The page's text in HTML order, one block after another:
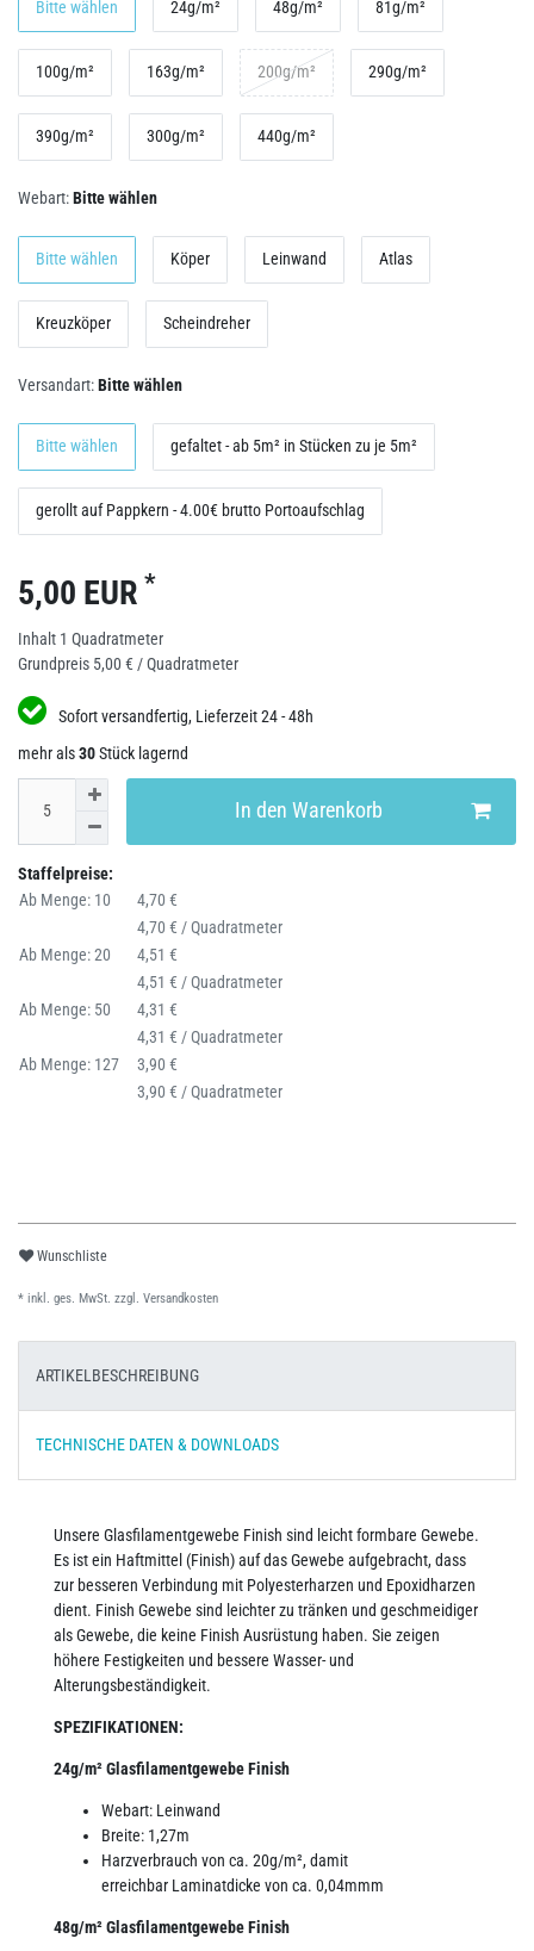
Bitte wählen 24g/m² 48g/m² 81g/m²
100g/m² 163g/m² 200g/m² 290g/m²
390g/m² 300g/m² 440g/m²
Webart:Bitte wählen
Bitte wählen Köper Leinwand Atlas
Kreuzköper Scheindreher
Versandart:Bitte wählen
Bitte wählen gefaltet - ab 5m² in Stücken zu je 5m²
gerollt auf Pappkern - 4.00€ brutto Portoaufschlag
5,00 EUR *
Inhalt 1 Quadratmeter
Grundpreis 5,00 € / Quadratmeter
Sofort versandfertig, Lieferzeit 24 - 48h
mehr als30Stück lagernd
In den Warenkorb
Staffelpreise:
Ab Menge: 10
4,70 €
4,70 € / Quadratmeter
Ab Menge: 20
4,51 €
4,51 € / Quadratmeter
Ab Menge: 50
4,31 €
4,31 € / Quadratmeter
Ab Menge: 127
3,90 €
3,90 € / Quadratmeter
Wunschliste
* inkl. ges. MwSt. zzgl. Versandkosten
ARTIKELBESCHREIBUNG
TECHNISCHE DATEN & DOWNLOADS
Unsere Glasfilamentgewebe Finish sind leicht formbare Gewebe.
Es ist ein Haftmittel (Finish) auf das Gewebe aufgebracht, dass
zur besseren Verbindung mit Polyesterharzen und Epoxidharzen
dient. Finish Gewebe sind leichter zu tränken und geschmeidiger
als Gewebe, die keine Finish Ausrüstung haben. Sie zeigen
höhere Festigkeiten und bessere Wasser- und
Alterungsbeständigkeit.
SPEZIFIKATIONEN:
24g/m² Glasfilamentgewebe Finish
Webart: Leinwand
Breite: 1,27m
Harzverbrauch von ca. 20g/m², damit
erreichbar Laminatdicke von ca. 0,04mmm
48g/m² Glasfilamentgewebe Finish